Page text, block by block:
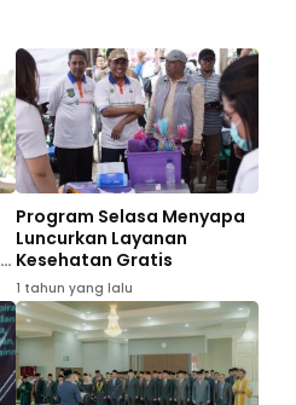
Program Selasa Menyapa
Luncurkan Layanan
Kesehatan Gratis
1 tahun yang lalu